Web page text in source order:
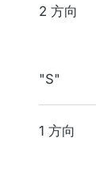
方向
2 方向
"S"
1 方向